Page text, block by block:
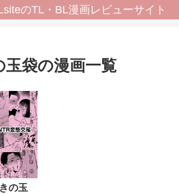
のTL・BL漫画レビューサイト
玉袋の漫画一覧
の玉